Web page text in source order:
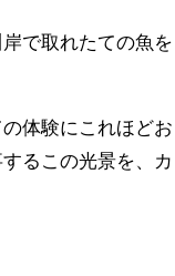
で取れたての魚を
体験にこれほどお
るこの光景を、カ